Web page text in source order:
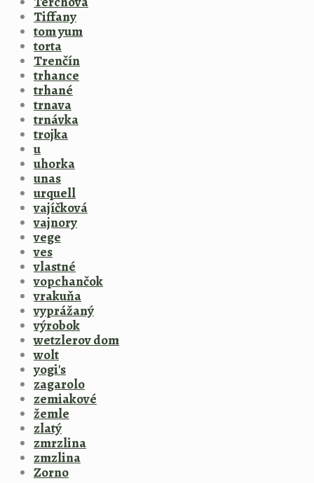
Tiffany
tom yum
torta
Trenčín
trhance
trhané
trnava
trnávka
trojka
u
uhorka
unas
urquell
vajíčková
vajnory
vege
ves
vlastné
vopchančok
vrakuňa
vyprážaný
výrobok
wetzlerov dom
wolt
yogi's
zagarolo
zemiakové
žemle
zlatý
zmrzlina
zmzlina
Zorno